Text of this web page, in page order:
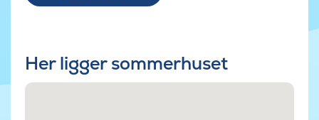
Her ligger sommerhuset